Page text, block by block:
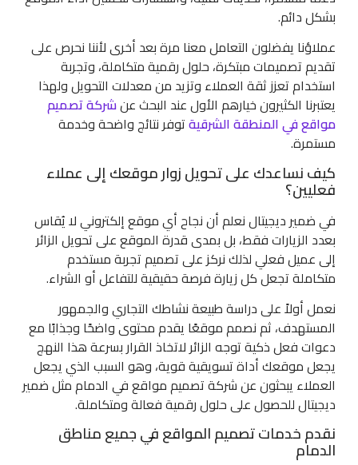
بشكل دائم.
عملاؤنا يفضلون التعامل معنا مرة بعد أخرى لأننا نحرص على
تقديم تصميمات مبتكرة، حلول رقمية متكاملة، وتجربة
استخدام تعزز ثقة العملاء وتزيد من معدلات التحويل ولهذا
يعتبرنا الكثيرون خيارهم الأول عند البحث عنشركة تصميم
مواقع في المنطقة الشرقيةتوفر نتائج واضحة وخدمة
مستمرة.
كيف نساعدك على تحويل زوار موقعك إلى عملاء
فعليين؟
في ضمير ديجيتال نعلم أن نجاح أي موقع إلكتروني لا يُقاس
بعدد الزيارات فقط، بل بمدى قدرة الموقع على تحويل الزائر
إلى عميل فعلي لذلك نركز على تصميم تجربة مستخدم
متكاملة تجعل كل زيارة فرصة حقيقية للتفاعل أو الشراء.
نعمل أولاً على دراسة طبيعة نشاطك التجاري والجمهور
المستهدف، ثم نصمم موقعًا يقدم محتوى واضحًا وجذابًا مع
دعوات فعل ذكية توجه الزائر لاتخاذ القرار بسرعة هذا النهج
يجعل موقعك أداة تسويقية قوية، وهو السبب الذي يجعل
العملاء يبحثون عن شركة تصميم مواقع في الدمام مثل ضمير
ديجيتال للحصول على حلول رقمية فعالة ومتكاملة.
نقدم خدمات تصميم المواقع في جميع مناطق
الدمام